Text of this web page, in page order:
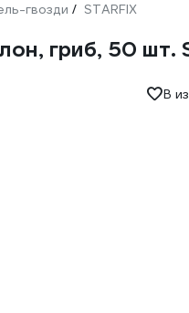
гвозди / STARFIX
гриб, 50
В